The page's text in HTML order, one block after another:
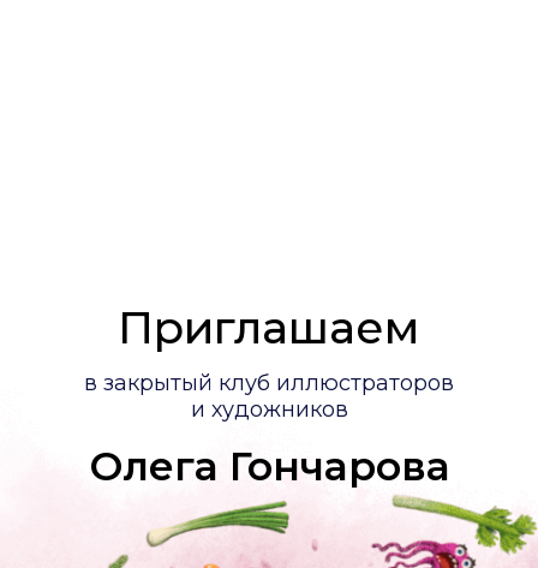
в закрытый клуб иллюстраторов
и художников
Олега Гончарова
Приглашаем